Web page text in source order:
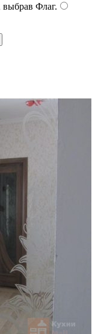
выбрав Флаг.